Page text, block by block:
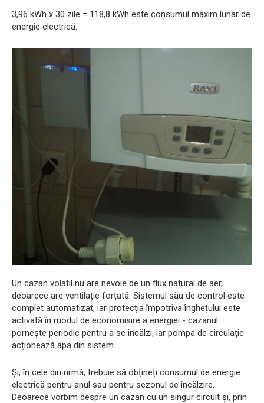
3,96 kWh x 30 zile = 118,8 kWh este consumul maxim lunar de
energie electrică.
Un cazan volatil nu are nevoie de un flux natural de aer,
deoarece are ventilație forțată. Sistemul său de control este
complet automatizat, iar protecția împotriva înghețului este
activată în modul de economisire a energiei - cazanul
pornește periodic pentru a se încălzi, iar pompa de circulație
acționează apa din sistem
Și, în cele din urmă, trebuie să obțineți consumul de energie
electrică pentru anul sau pentru sezonul de încălzire.
Deoarece vorbim despre un cazan cu un singur circuit și, prin